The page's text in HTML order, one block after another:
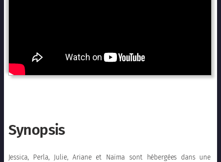
Synopsis
Jessica, Perla, Julie, Ariane et Naïma sont hébergées dans une